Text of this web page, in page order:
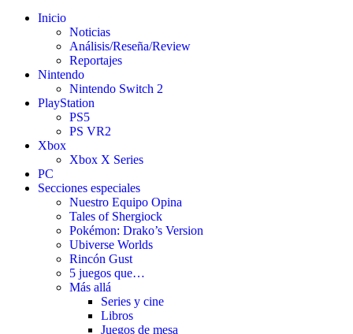
Inicio
Noticias
Análisis/Reseña/Review
Reportajes
Nintendo
Nintendo Switch 2
PlayStation
PS5
PS VR2
Xbox
Xbox X Series
PC
Secciones especiales
Nuestro Equipo Opina
Tales of Shergiock
Pokémon: Drako’s Version
Ubiverse Worlds
Rincón Gust
5 juegos que…
Más allá
Series y cine
Libros
Juegos de mesa